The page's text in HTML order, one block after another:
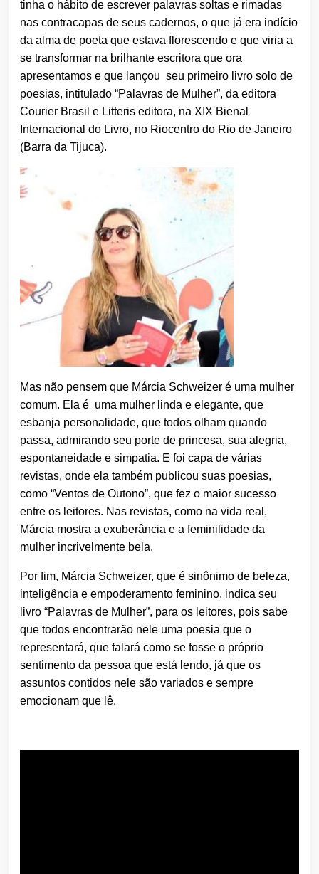
tinha o hábito de escrever palavras soltas e rimadas
nas contracapas de seus cadernos, o que já era indício
da alma de poeta que estava florescendo e que viria a
se transformar na brilhante escritora que ora
apresentamos e que lançou seu primeiro livro solo de
poesias, intitulado “Palavras de Mulher”, da editora
Courier Brasil e Litteris editora, na XIX Bienal
Internacional do Livro, no Riocentro do Rio de Janeiro
(Barra da Tijuca).
Mas não pensem que Márcia Schweizer é uma mulher
comum. Ela é uma mulher linda e elegante, que
esbanja personalidade, que todos olham quando
passa, admirando seu porte de princesa, sua alegria,
espontaneidade e simpatia. E foi capa de várias
revistas, onde ela também publicou suas poesias,
como “Ventos de Outono”, que fez o maior sucesso
entre os leitores. Nas revistas, como na vida real,
Márcia mostra a exuberância e a feminilidade da
mulher incrivelmente bela.
Por fim, Márcia Schweizer, que é sinônimo de beleza,
inteligência e empoderamento feminino, indica seu
livro “Palavras de Mulher”, para os leitores, pois sabe
que todos encontrarão nele uma poesia que o
representará, que falará como se fosse o próprio
sentimento da pessoa que está lendo, já que os
assuntos contidos nele são variados e sempre
emocionam que lê.